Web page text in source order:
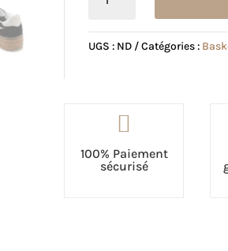
Maya
UGS : ND Catégories :

100% Paiement
sécurisé